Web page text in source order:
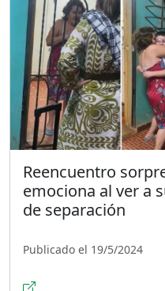
Reencuentro
emociona al ver a
de separación
Publicado el 19/5/2024